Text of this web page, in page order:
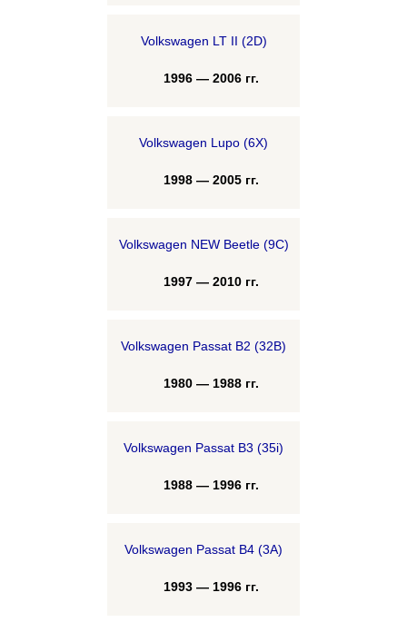
Volkswagen LT II (2D)
1996 — 2006 гг.
Volkswagen Lupo (6X)
1998 — 2005 гг.
Volkswagen NEW Beetle (9C)
1997 — 2010 гг.
Volkswagen Passat B2 (32B)
1980 — 1988 гг.
Volkswagen Passat B3 (35i)
1988 — 1996 гг.
Volkswagen Passat B4 (3A)
1993 — 1996 гг.